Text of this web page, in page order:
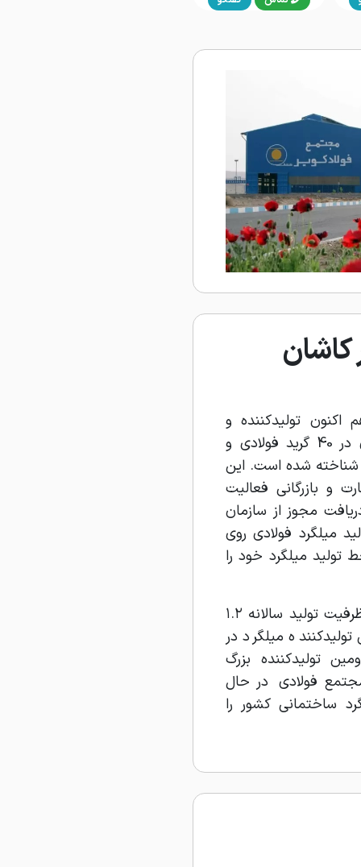
کاشان
اکنون تولید‌کننده و
صادرکننده محصولات فولادی در 40 گرید فولادی و
) شناخته شده است. این
و بازرگانی فعالیت
اما در سال ۱۳۸۱ با دریافت مجوز از سازمان
میلگرد فولادی روی
۱۳۸۶ اولین خط تولید میلگرد خود را
مجتمع فولاد کویر کاشان با ظرفیت تولید سالانه ۱.۲
میلگرد در
تولیدکننده بزرگ
فولادی در حال
ساختمانی کشور را